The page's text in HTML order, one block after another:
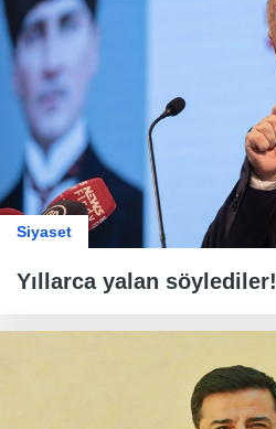
Siyaset
Yıllarca yalan söylediler!